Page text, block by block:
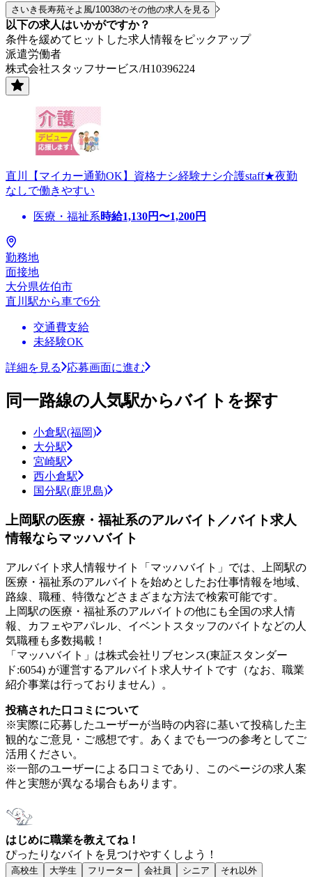
さいき長寿苑そよ風/10038のその他の求人を見る
以下の求人はいかがですか？
条件を緩めてヒットした求人情報をピックアップ
派遣労働者
株式会社スタッフサービス/H10396224
直川【マイカー通勤OK】資格ナシ経験ナシ介護staff★夜勤
なしで働きやすい
医療・福祉系時給1,130円〜1,200円
勤務地
面接地
大分県佐伯市
直川駅から車で6分
交通費支給
未経験OK
詳細を見る 応募画面に進む
同一路線の人気駅からバイトを探す
小倉駅(福岡)
大分駅
宮崎駅
西小倉駅
国分駅(鹿児島)
上岡駅の医療・福祉系のアルバイト／バイト求人
情報ならマッハバイト
アルバイト求人情報サイト「マッハバイト」では、上岡駅の
医療・福祉系のアルバイトを始めとしたお仕事情報を地域、
路線、職種、特徴などさまざまな方法で検索可能です。
上岡駅の医療・福祉系のアルバイトの他にも全国の求人情
報、カフェやアパレル、イベントスタッフのバイトなどの人
気職種も多数掲載！
「マッハバイト」は株式会社リブセンス(東証スタンダー
ド:6054) が運営するアルバイト求人サイトです（なお、職業
紹介事業は行っておりません）。
投稿された口コミについて
※実際に応募したユーザーが当時の内容に基いて投稿した主
観的なご意見・ご感想です。あくまでも一つの参考としてご
活用ください。
※一部のユーザーによる口コミであり、このページの求人案
件と実態が異なる場合もあります。
はじめに職業を教えてね！
ぴったりなバイトを見つけやすくしよう！
高校生 大学生 フリーター 会社員 シニア
それ以外